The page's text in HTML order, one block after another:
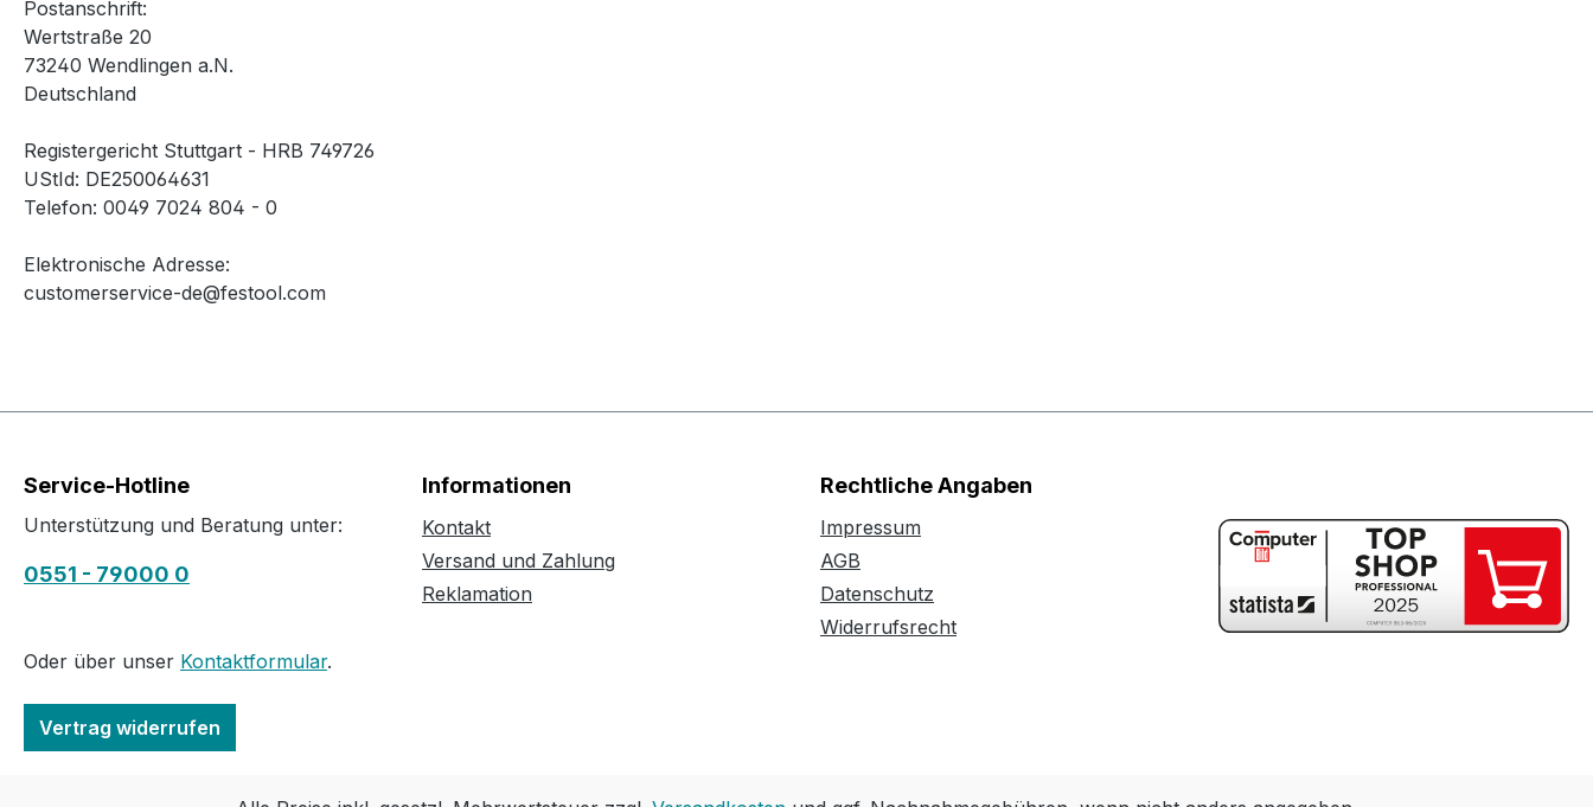
Postanschrift:
Wertstraße 20
73240 Wendlingen a.N.
Deutschland
Registergericht Stuttgart - HRB 749726
UStId: DE250064631
Telefon: 0049 7024 804 - 0
Elektronische Adresse:
customerservice-de@festool.com
Service-Hotline
Unterstützung und Beratung unter:
0551 - 79000 0
Oder über unser Kontaktformular.
Vertrag widerrufen
Informationen
Kontakt
Versand und Zahlung
Reklamation
Rechtliche Angaben
Impressum
AGB
Datenschutz
Widerrufsrecht